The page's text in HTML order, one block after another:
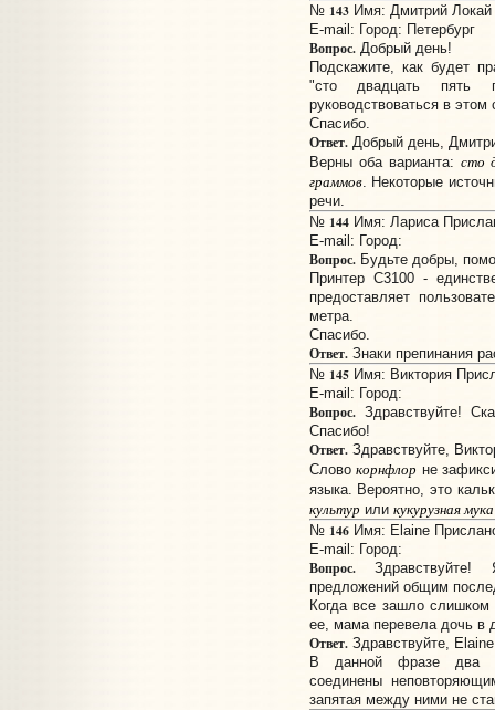
№ 143Имя: Дмитрий Локай
E-mail: Город: Петербург
Вопрос.Добрый день!
Подскажите, как будет
"сто двадцать пять
руководствоваться в этом
Спасибо.
Ответ.Добрый день,
Верны оба варианта:сто
граммов. Некоторые
речи.
№ 144Имя: Лариса
E-mail: Город:
Вопрос.Будьте добры,
Принтер С3100 -
предоставляет
метра.
Спасибо.
Ответ.Знаки препинания
№ 145Имя: Виктория
E-mail: Город:
Вопрос.Здравствуйте!
Спасибо!
Ответ.Здравствуйте,
Словокорнфлор не
языка. Вероятно, это
культур или кукурузная мука
№ 146Имя: Elaine
E-mail: Город:
Вопрос.Здравствуйте!
предложений общим
Когда все зашло слишком
ее, мама перевела дочь в
Ответ.Здравствуйте,
В данной фразе два
соединены
запятая между ними не